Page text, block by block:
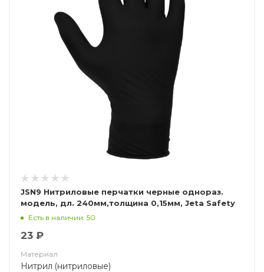
JSN9 Нитриловые перчатки черные однораз.
модель, дл. 240мм,толщина 0,15мм, Jeta Safety
Есть в наличии: 50
23 ₽
Материал
Нитрил (нитриловые)